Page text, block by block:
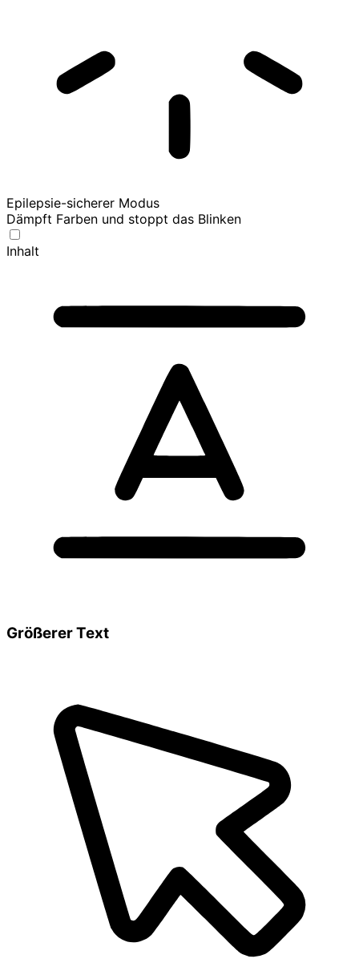
Epilepsie-sicherer Modus
Dämpft Farben und stoppt das Blinken
Inhalt
Größerer Text